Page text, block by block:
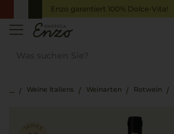
Enzo garantiert 100% Dolce-Vita!
Weine Italiens Weinarten Rotwein